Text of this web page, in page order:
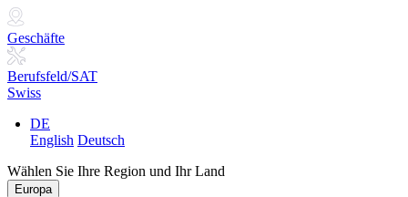
Geschäfte
Berufsfeld/SAT
Swiss
DE
English Deutsch
Wählen Sie Ihre Region und Ihr Land
Europa